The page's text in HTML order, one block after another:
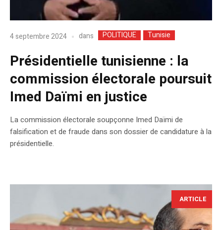
4 septembre 2024 dans POLITIQUE Tunisie
Présidentielle tunisienne : la
commission électorale poursuit
Imed Daïmi en justice
La commission électorale soupçonne Imed Daïmi de
falsification et de fraude dans son dossier de candidature à la
présidentielle.
ARTICLE